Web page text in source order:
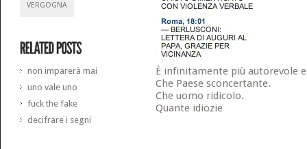
VERGOGNA
non imparerà mai
uno vale uno
fuck the fake
decifrare i segni
È infinitamente più autorevole
Che Paese sconcertante.
Che uomo ridicolo.
Quante idiozie